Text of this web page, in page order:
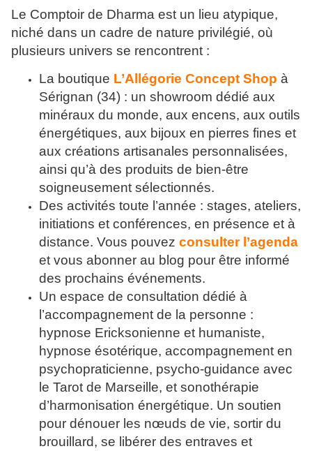
Le Comptoir de Dharma est un lieu atypique,
niché dans un cadre de nature privilégié, où
plusieurs univers se rencontrent :
La boutique L’Allégorie Concept Shop à
Sérignan (34) : un showroom dédié aux
minéraux du monde, aux encens, aux outils
énergétiques, aux bijoux en pierres fines et
aux créations artisanales personnalisées,
ainsi qu’à des produits de bien-être
soigneusement sélectionnés.
Des activités toute l’année : stages, ateliers,
initiations et conférences, en présence et à
distance. Vous pouvez consulter l’agenda
et vous abonner au blog pour être informé
des prochains événements.
Un espace de consultation dédié à
l’accompagnement de la personne :
hypnose Ericksonienne et humaniste,
hypnose ésotérique, accompagnement en
psychopraticienne, psycho-guidance avec
le Tarot de Marseille, et sonothérapie
d’harmonisation énergétique. Un soutien
pour dénouer les nœuds de vie, sortir du
brouillard, se libérer des entraves et